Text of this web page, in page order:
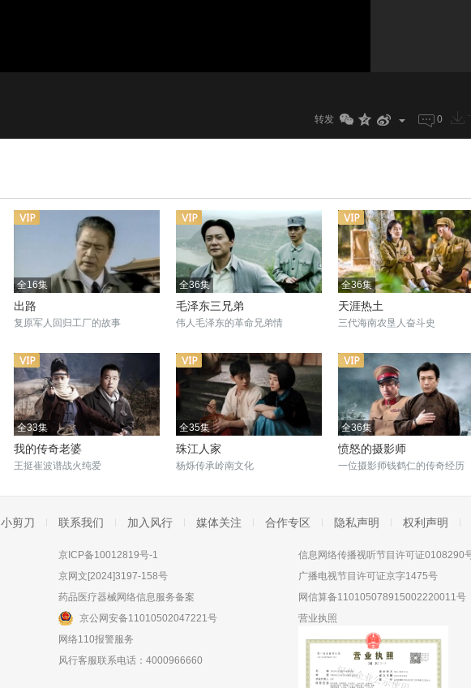
转发 0
全16集
出路
复原军人回归工厂的故事
全36集
毛泽东三兄弟
伟人毛泽东的革命兄弟情
全36集
天涯热土
三代海南农垦人奋斗史
全33集
我的传奇老婆
王挺崔波谱战火纯爱
全35集
珠江人家
杨烁传承岭南文化
全36集
愤怒的摄影师
一位摄影师钱鹤仁的传奇经历
小剪刀 联系我们 加入风行 媒体关注 合作专区 隐私声明 权利声明
京ICP备10012819号-1
京网文[2024]3197-158号
药品医疗器械网络信息服务备案
京公网安备11010502047221号
网络110报警服务
风行客服联系电话：4000966660
信息网络传播视听节目许可证0108290
广播电视节目许可证京字1475号
网信算备110105078915002220011号
营业执照